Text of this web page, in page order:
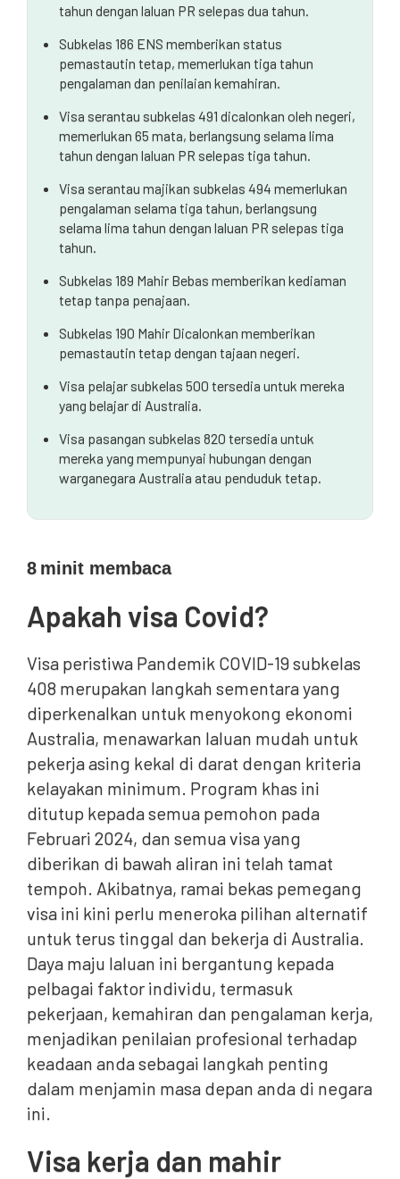
tahun dengan laluan PR selepas dua tahun.
Subkelas 186 ENS memberikan status
pemastautin tetap, memerlukan tiga tahun
pengalaman dan penilaian kemahiran.
Visa serantau subkelas 491 dicalonkan oleh negeri,
memerlukan 65 mata, berlangsung selama lima
tahun dengan laluan PR selepas tiga tahun.
Visa serantau majikan subkelas 494 memerlukan
pengalaman selama tiga tahun, berlangsung
selama lima tahun dengan laluan PR selepas tiga
tahun.
Subkelas 189 Mahir Bebas memberikan kediaman
tetap tanpa penajaan.
Subkelas 190 Mahir Dicalonkan memberikan
pemastautin tetap dengan tajaan negeri.
Visa pelajar subkelas 500 tersedia untuk mereka
yang belajar di Australia.
Visa pasangan subkelas 820 tersedia untuk
mereka yang mempunyai hubungan dengan
warganegara Australia atau penduduk tetap.
8 minit membaca
Apakah visa Covid?
Visa peristiwa Pandemik COVID-19 subkelas
408 merupakan langkah sementara yang
diperkenalkan untuk menyokong ekonomi
Australia, menawarkan laluan mudah untuk
pekerja asing kekal di darat dengan kriteria
kelayakan minimum. Program khas ini
ditutup kepada semua pemohon pada
Februari 2024, dan semua visa yang
diberikan di bawah aliran ini telah tamat
tempoh. Akibatnya, ramai bekas pemegang
visa ini kini perlu meneroka pilihan alternatif
untuk terus tinggal dan bekerja di Australia.
Daya maju laluan ini bergantung kepada
pelbagai faktor individu, termasuk
pekerjaan, kemahiran dan pengalaman kerja,
menjadikan penilaian profesional terhadap
keadaan anda sebagai langkah penting
dalam menjamin masa depan anda di negara
ini.
Visa kerja dan mahir